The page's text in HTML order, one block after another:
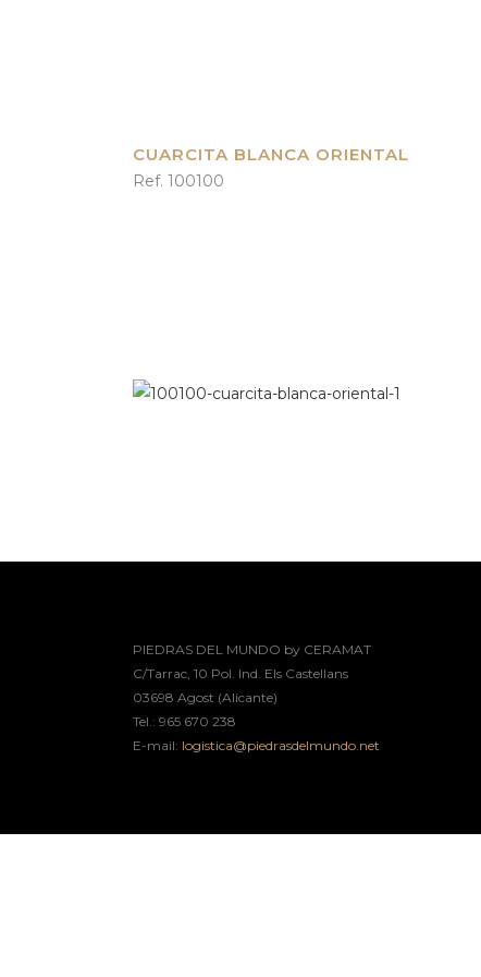
CUARCITA BLANCA ORIENTAL
Ref. 100100
PIEDRAS DEL MUNDO by CERAMAT
C/Tarrac, 10 Pol. Ind. Els Castellans
03698 Agost (Alicante)
Tel.: 965 670 238
E-mail: logistica@piedrasdelmundo.net